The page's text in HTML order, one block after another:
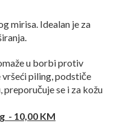
mirisa. Idealan je za
u borbi protiv
piling, podstiče
se i za kožu
- 10,00 KM